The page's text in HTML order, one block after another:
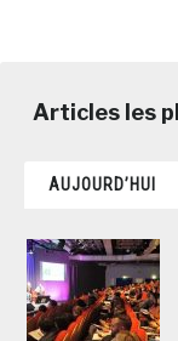
AUJOURD’HUI